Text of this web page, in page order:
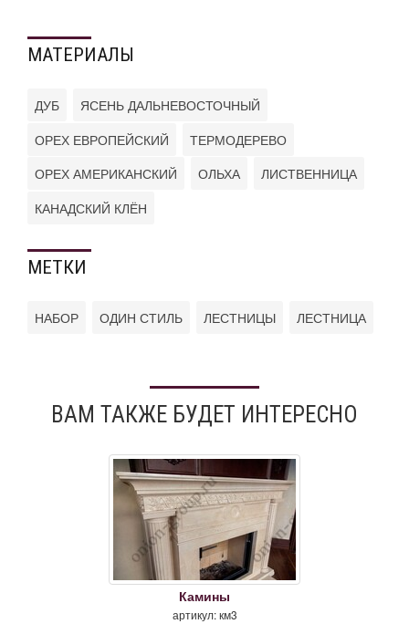
МАТЕРИАЛЫ
ДУБ
ЯСЕНЬ ДАЛЬНЕВОСТОЧНЫЙ
ОРЕХ ЕВРОПЕЙСКИЙ
ТЕРМОДЕРЕВО
ОРЕХ АМЕРИКАНСКИЙ
ОЛЬХА
ЛИСТВЕННИЦА
КАНАДСКИЙ КЛЁН
МЕТКИ
НАБОР ОДИН СТИЛЬ ЛЕСТНИЦЫ ЛЕСТНИЦА
ВАМ ТАКЖЕ БУДЕТ ИНТЕРЕСНО
Камины
артикул: км3